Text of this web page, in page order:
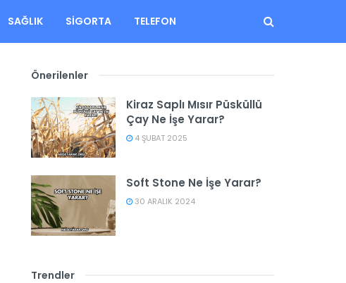
SAĞLIK SIGORTA TELEFON
Önerilenler
Kiraz Saplı Mısır Püsküllü
Çay Ne İşe Yarar?
4 ŞUBAT 2025
Soft Stone Ne İşe Yarar?
30 ARALIK 2024
Trendler